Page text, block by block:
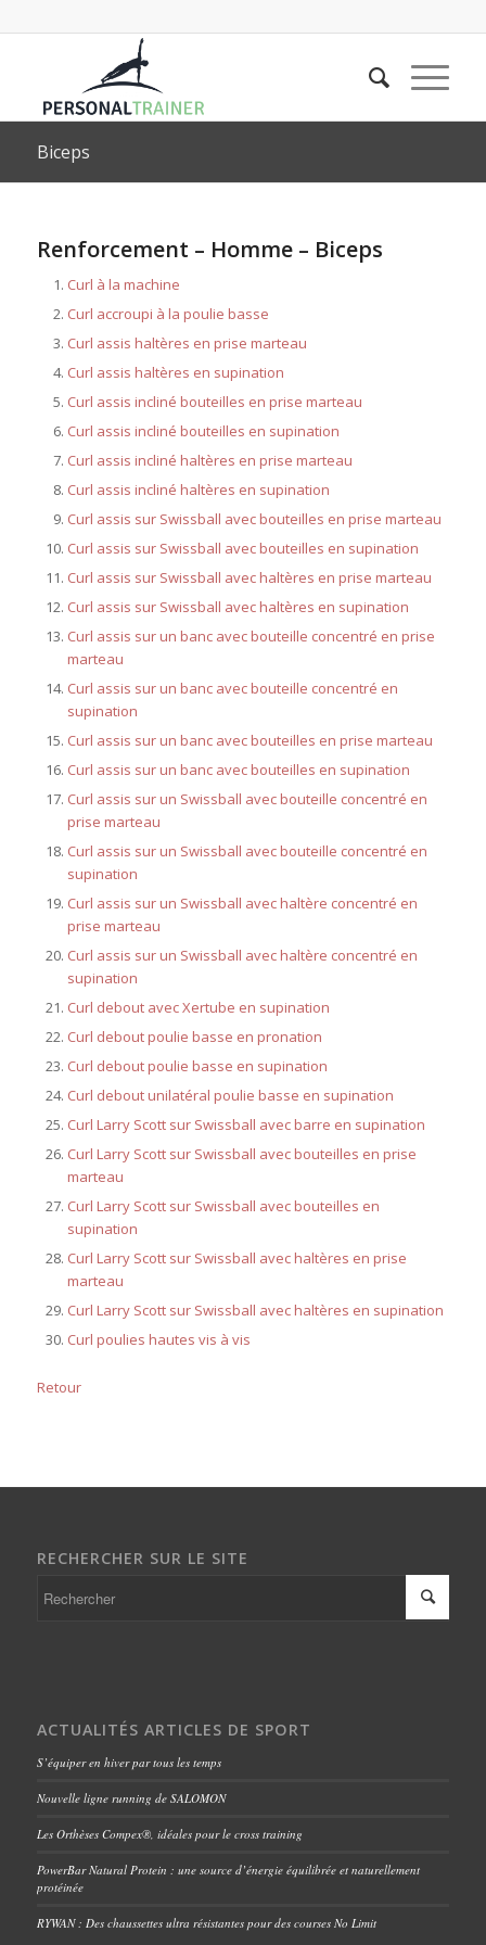
Biceps
Renforcement – Homme – Biceps
Curl à la machine
Curl accroupi à la poulie basse
Curl assis haltères en prise marteau
Curl assis haltères en supination
Curl assis incliné bouteilles en prise marteau
Curl assis incliné bouteilles en supination
Curl assis incliné haltères en prise marteau
Curl assis incliné haltères en supination
Curl assis sur Swissball avec bouteilles en prise marteau
Curl assis sur Swissball avec bouteilles en supination
Curl assis sur Swissball avec haltères en prise marteau
Curl assis sur Swissball avec haltères en supination
Curl assis sur un banc avec bouteille concentré en prise
marteau
Curl assis sur un banc avec bouteille concentré en
supination
Curl assis sur un banc avec bouteilles en prise marteau
Curl assis sur un banc avec bouteilles en supination
Curl assis sur un Swissball avec bouteille concentré en
prise marteau
Curl assis sur un Swissball avec bouteille concentré en
supination
Curl assis sur un Swissball avec haltère concentré en
prise marteau
Curl assis sur un Swissball avec haltère concentré en
supination
Curl debout avec Xertube en supination
Curl debout poulie basse en pronation
Curl debout poulie basse en supination
Curl debout unilatéral poulie basse en supination
Curl Larry Scott sur Swissball avec barre en supination
Curl Larry Scott sur Swissball avec bouteilles en prise
marteau
Curl Larry Scott sur Swissball avec bouteilles en
supination
Curl Larry Scott sur Swissball avec haltères en prise
marteau
Curl Larry Scott sur Swissball avec haltères en supination
Curl poulies hautes vis à vis
Retour
RECHERCHER SUR LE SITE
ACTUALITÉS ARTICLES DE SPORT
S’équiper en hiver par tous les temps
Nouvelle ligne running de SALOMON
Les Orthèses Compex®, idéales pour le cross training
PowerBar Natural Protein : une source d’énergie équilibrée et naturellement
protéinée
RYWAN : Des chaussettes ultra résistantes pour des courses No Limit